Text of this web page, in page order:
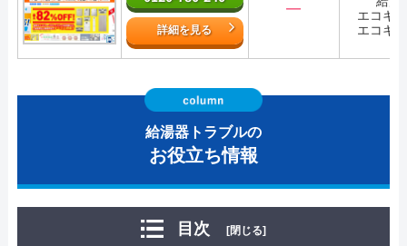
詳細を見る
―
エコキ
エコキ
給湯器トラブルの
お役立ち情報
目次 [閉じる]